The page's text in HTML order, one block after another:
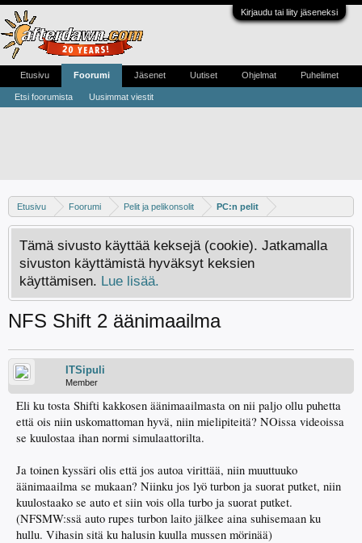
Kirjaudu tai liity jäseneksi
Etusivu Foorumi Pelit ja pelikonsolit PC:n pelit
Tämä sivusto käyttää keksejä (cookie). Jatkamalla
sivuston käyttämistä hyväksyt keksien
käyttämisen. Lue lisää.
NFS Shift 2 äänimaailma
ITSipuli
Member
Eli ku tosta Shifti kakkosen äänimaailmasta on nii paljo ollu puhetta
että ois niin uskomattoman hyvä, niin mielipiteitä? NOissa videoissa
se kuulostaa ihan normi simulaattorilta.
Ja toinen kyssäri olis että jos autoa virittää, niin muuttuuko
äänimaailma se mukaan? Niinku jos lyö turbon ja suorat putket, niin
kuulostaako se auto et siin vois olla turbo ja suorat putket.
(NFSMW:ssä auto rupes turbon laito jälkee aina suhisemaan ku
hullu. Vihasin sitä ku halusin kuulla mussen mörinää)
Etusivu Foorumi
Etsi foorumista Uusimmat viestit
Jäsenet Uutiset Ohjelmat Puhelimet